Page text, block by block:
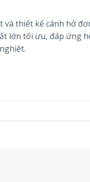
và thiết kế cánh hở
lớn tối ưu, đáp ứng